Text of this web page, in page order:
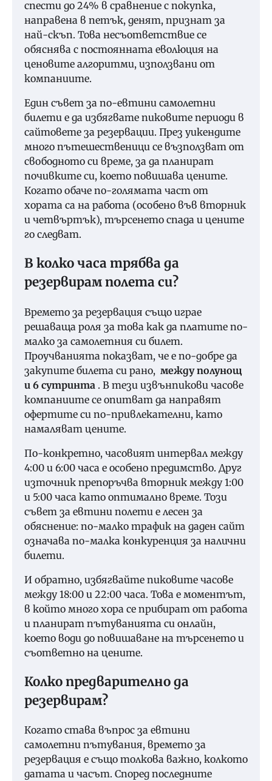
спести до 24% в сравнение с покупка,
направена в петък, денят, признат за
най-скъп. Това несъответствие се
обяснява с постоянната еволюция на
ценовите алгоритми, използвани от
компаниите.
Един съвет за по-евтини самолетни
билети е да избягвате пиковите периоди в
сайтовете за резервации. През уикендите
много пътешественици се възползват от
свободното си време, за да планират
почивките си, което повишава цените.
Когато обаче по-голямата част от
хората са на работа (особено във вторник
и четвъртък), търсенето спада и цените
го следват.
В колко часа трябва да
резервирам полета си?
Времето за резервация също играе
решаваща роля за това как да платите по-
малко за самолетния си билет.
Проучванията показват, че е по-добре да
закупите билета си рано, между полунощ
и 6 сутринта . В тези извънпикови часове
компаниите се опитват да направят
офертите си по-привлекателни, като
намаляват цените.
По-конкретно, часовият интервал между
4:00 и 6:00 часа е особено предимство. Друг
източник препоръчва вторник между 1:00
и 5:00 часа като оптимално време. Този
съвет за евтини полети е лесен за
обяснение: по-малко трафик на даден сайт
означава по-малка конкуренция за налични
билети.
И обратно, избягвайте пиковите часове
между 18:00 и 22:00 часа. Това е моментът,
в който много хора се прибират от работа
и планират пътуванията си онлайн,
което води до повишаване на търсенето и
съответно на цените.
Колко предварително да
резервирам?
Когато става въпрос за евтини
самолетни пътувания, времето за
резервация е също толкова важно, колкото
датата и часът. Според последните